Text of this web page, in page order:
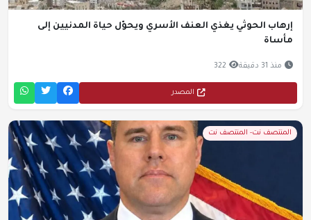
إرهاب الحوثي يغذي العنف الأسري ويحوّل حياة المدنيين إلى
مأساة
منذ 31 دقيقة 322
المصدر
المنتصف نت- المنتصف نت